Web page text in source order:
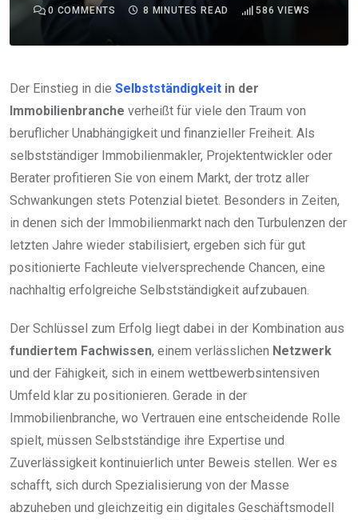
0 COMMENTS 8 MINUTES READ 586 VIEWS
Der Einstieg in die Selbstständigkeit in der
Immobilienbranche verheißt für viele den Traum von
beruflicher Unabhängigkeit und finanzieller Freiheit. Als
selbstständiger Immobilienmakler, Projektentwickler oder
Berater profitieren Sie von einem Markt, der trotz aller
Schwankungen stets Potenzial bietet. Besonders in Zeiten,
in denen sich der Immobilienmarkt nach den Turbulenzen der
letzten Jahre wieder stabilisiert, ergeben sich für gut
positionierte Fachleute vielversprechende Chancen, eine
nachhaltig erfolgreiche Selbstständigkeit aufzubauen.
Der Schlüssel zum Erfolg liegt dabei in der Kombination aus
fundiertem Fachwissen, einem verlässlichen Netzwerk
und der Fähigkeit, sich in einem wettbewerbsintensiven
Umfeld klar zu positionieren. Gerade in der
Immobilienbranche, wo Vertrauen eine entscheidende Rolle
spielt, müssen Selbstständige ihre Expertise und
Zuverlässigkeit kontinuierlich unter Beweis stellen. Wer es
schafft, sich durch Spezialisierung von der Masse
abzuheben und gleichzeitig ein digitales Geschäftsmodell